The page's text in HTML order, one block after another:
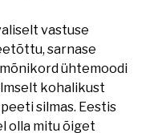
vastuse
sarnase
ühtemoodi
kohalikust
silmas. Eestis
olla mitu õiget